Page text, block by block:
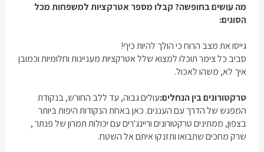
מה עושים בחופשה? קבלו מספר אטרקציות למשפחות מכל
הסוגים:
גייסו את מצב הרוח כי הולך להיות כיף!
סביב כל צימר תוכלו למצוא שלל אטרקציות מעניינות וחלומיות וכמובן
איך לא, משהו לאכול.
טרקטורונים בין הנחלים:עולים גבוה, עד ללב החורש, בנקודת
המפגש של הדרך עם העננים. כאן באחת הנקודות היפות ביותר
בצפון, ממתינים טרקטורונים וריינג'רים עם יכולות תמרון של פנתר ,
שרק מחכים שתבואו ותזנקו איתם אל השטח.